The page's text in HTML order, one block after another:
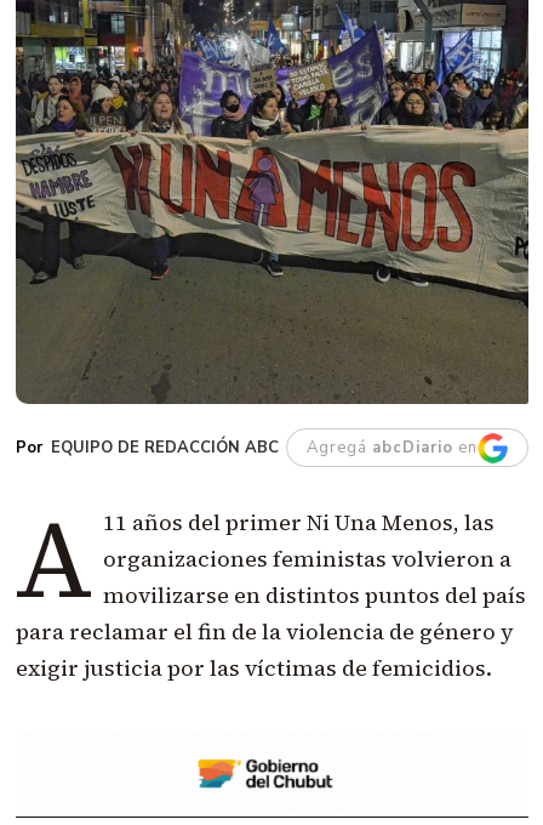
EQUIPO DE REDACCIÓN ABC Agregá abcDiario en
A 11 años del primer Ni Una Menos, las
organizaciones feministas volvieron a
movilizarse en distintos puntos del país
para reclamar el fin de la violencia de género y
exigir justicia por las víctimas de femicidios.